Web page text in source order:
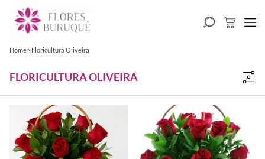
Home Floricultura Oliveira
FLORICULTURA OLIVEIRA